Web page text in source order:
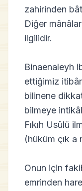
zahirinden
Diğer
ilgilidir.
Binaenaleyh
ettiğimiz
bilinene
bilmeye
Fıkıh Usûlü
(hüküm çık a
Onun için
emrinden